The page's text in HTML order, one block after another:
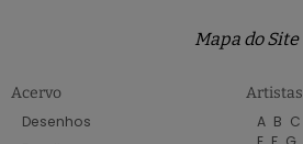
Mapa do Site
Acervo
Desenhos
Artistas
A B C